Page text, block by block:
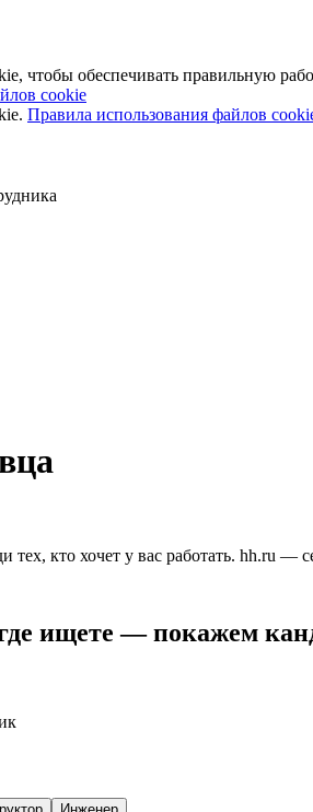
чтобы обеспечивать правильную
cookie
Правила использования файлов
тех, кто хочет у вас работать. hh.ru —
ищете — покажем